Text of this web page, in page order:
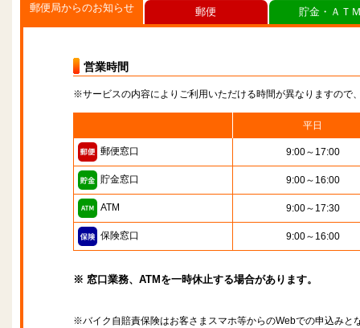
郵便局からのお知らせ
営業時間
※サービスの内容によりご利用いただける時間が異なりますので
平日
郵便窓口 9:00～17:00
貯金窓口 9:00～16:00
ATM 9:00～17:30
保険窓口 9:00～16:00
※ 窓口業務、ATMを一時休止する場合があります。
※バイク自賠責保険はお客さまスマホ等からのWebでの申込みと
郵便 貯金・ＡＴ